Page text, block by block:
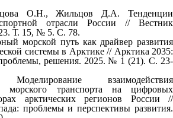
О.Н., Жильцов Д.А. Тенденции
отрасли России // Вестник
Т. 15, № 5. С. 78.
морской путь как драйвер развития
системы в Арктике // Арктика 2035:
решения. 2025. № 1 (21). С. 23-
взаимодействия
морского транспорта на цифровых
арктических регионов России //
проблемы и перспективы развития.